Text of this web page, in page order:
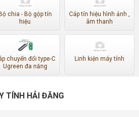
Bộ chia - Bộ gộp tín
hiệu
Cáp tín hiệu hình ảnh ,
âm thanh
chuyển đổi type-C
Ugreen đa năng
Linh kiện máy tính
TÍNH HẢI ĐĂNG